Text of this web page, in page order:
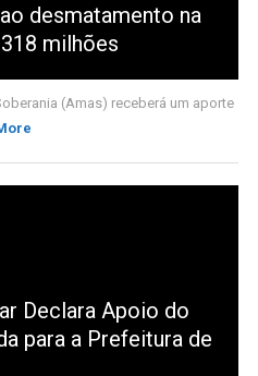
desmatamento na
milhões
(Amas) receberá um aporte
Declara Apoio do
para a Prefeitura de